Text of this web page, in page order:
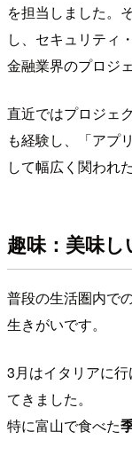
を担当しました。
し、セキュリティ
金融業界のプロジ
直近ではプロジェ
も経験し、「アプ
して幅広く関われ
趣味：美味
普段の生活圏内で
生きがいです。
3月はイタリアに
てきました。
特に富山で食べた